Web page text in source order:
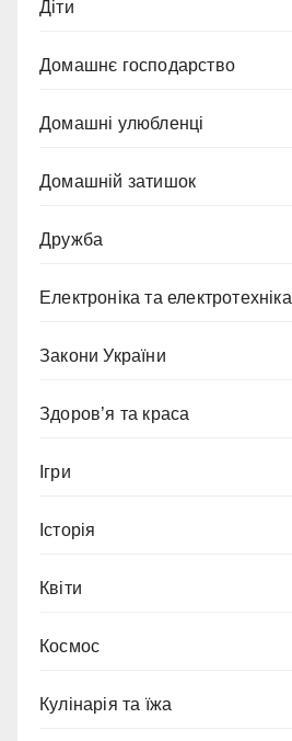
Діти
Домашнє господарство
Домашні улюбленці
Домашній затишок
Дружба
Електроніка та електротехніка
Закони України
Здоров’я та краса
Ігри
Історія
Квіти
Космос
Кулінарія та їжа